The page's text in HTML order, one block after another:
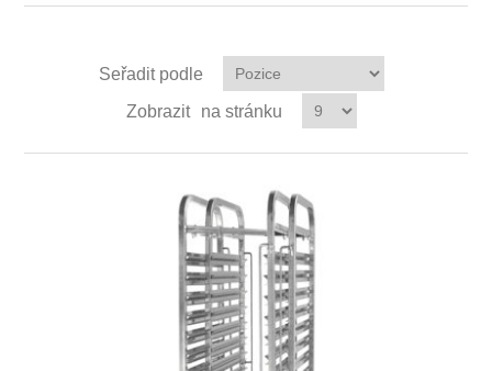
Seřadit podle
Zobrazit
na stránku